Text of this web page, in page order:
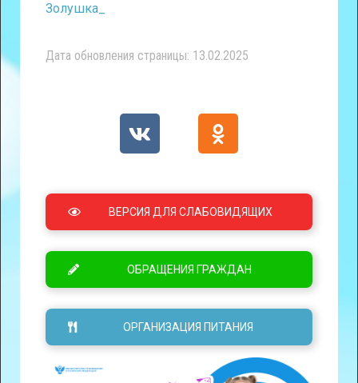
Золушка_
Дата обновления страницы: 13.02.2025
ВЕРСИЯ ДЛЯ СЛАБОВИДЯЩИХ
ОБРАЩЕНИЯ ГРАЖДАН
ОРГАНИЗАЦИЯ ПИТАНИЯ